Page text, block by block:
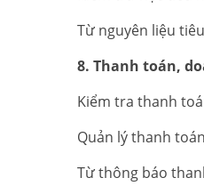
Từ nguyên liệu
8. Thanh toán,
Kiểm tra thanh
Quản lý thanh
Từ thông báo